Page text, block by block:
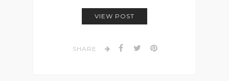
VIEW POST
SHARE